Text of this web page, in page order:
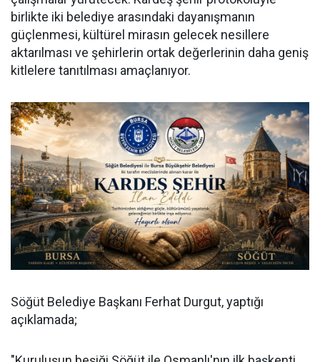
birlikte iki belediye arasındaki dayanışmanın
güçlenmesi, kültürel mirasın gelecek nesillere
aktarılması ve şehirlerin ortak değerlerinin daha geniş
kitlelere tanıtılması amaçlanıyor.
Söğüt Belediye Başkanı Ferhat Durgut, yaptığı
açıklamada;